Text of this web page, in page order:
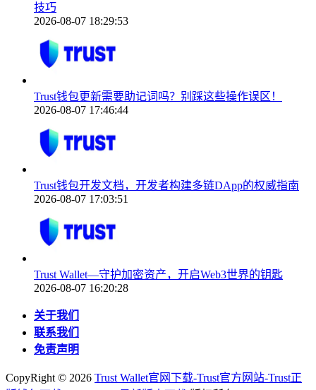
技巧
2026-08-07 18:29:53
Trust钱包更新需要助记词吗？别踩这些操作误区！
2026-08-07 17:46:44
Trust钱包开发文档，开发者构建多链DApp的权威指南
2026-08-07 17:03:51
Trust Wallet—守护加密资产，开启Web3世界的钥匙
2026-08-07 16:20:28
关于我们
联系我们
免责声明
CopyRight © 2026 Trust Wallet官网下载-Trust官方网站-Trust正